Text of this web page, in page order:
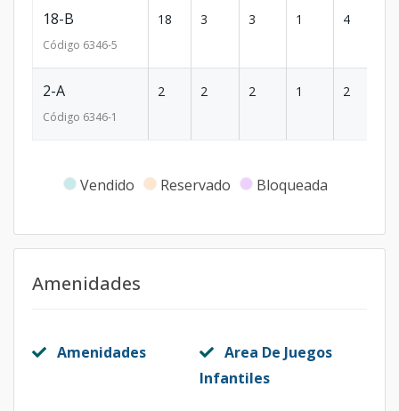
18-B
Código 6346-5
18 3 3 1 4
2-A
Código 6346-1
2 2 2 1 2
Vendido Reservado Bloqueada
Amenidades
Amenidades
Area De Juegos
Infantiles